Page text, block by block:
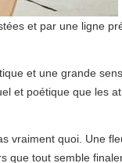
et par une ligne
et une grande
et poétique que les
vraiment quoi. Une
que tout semble